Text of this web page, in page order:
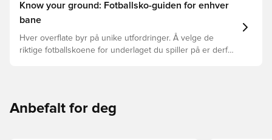
Know your ground: Fotballsko-guiden for enhver
bane
Hver overflate byr på unike utfordringer. Å velge de
riktige fotballskoene for underlaget du spiller på er derfor
Anbefalt for deg